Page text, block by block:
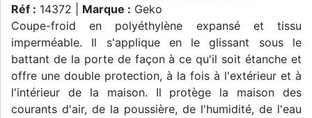
Réf : 14372 | Marque : Geko
Coupe-froid en polyéthylène expansé et tissu
imperméable. Il s'applique en le glissant sous le
battant de la porte de façon à ce qu'il soit étanche et
offre une double protection, à la fois à l'extérieur et à
l'intérieur de la maison. Il protège la maison des
courants d'air, de la poussière, de l'humidité, de l'eau